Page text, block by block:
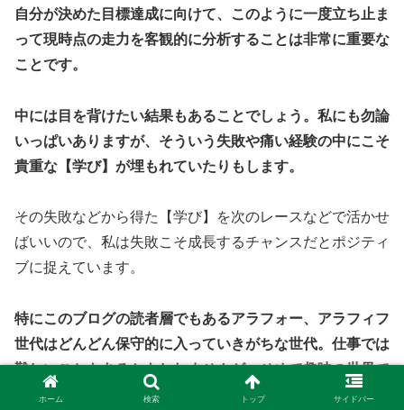
自分が決めた目標達成に向けて、このように一度立ち止ま
って現時点の走力を客観的に分析することは非常に重要な
ことです。
中には目を背けたい結果もあることでしょう。私にも勿論
いっぱいありますが、そういう失敗や痛い経験の中にこそ
貴重な【学び】が埋もれていたりもします。
その失敗などから得た【学び】を次のレースなどで活かせ
ばいいので、私は失敗こそ成長するチャンスだとポジティ
ブに捉えています。
特にこのブログの読者層でもあるアラフォー、アラフィフ
世代はどんどん保守的に入っていきがちな世代。仕事では
難しいこともあるかもしれませんが、せめて趣味の世界で
はアグレッシブにチャレンジしていきたいですよね！
ホーム 検索 トップ サイドバー